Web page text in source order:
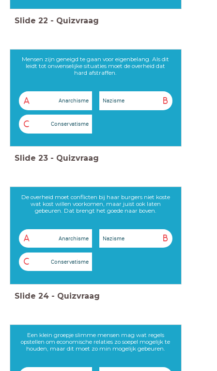
Slide 22 - Quizvraag
Mensen zijn geneigd te gaan voor eigenbelang. Als dit
leidt tot onwenselijke situaties moet de overheid dat
hard afstraffen.
A Anarchisme B
Nazisme
C Conservatisme
Slide 23 - Quizvraag
De overheid moet conflicten bij haar burgers niet koste
wat kost willen voorkomen, maar juist ook laten
gebeuren. Dat brengt het goede naar boven.
A Anarchisme B
Nazisme
C Conservatisme
Slide 24 - Quizvraag
Een klein groepje slimme mensen mag wat regels
opstellen om economische relaties zo soepel mogelijk te
houden, maar dit moet zo min mogelijk gebeuren.